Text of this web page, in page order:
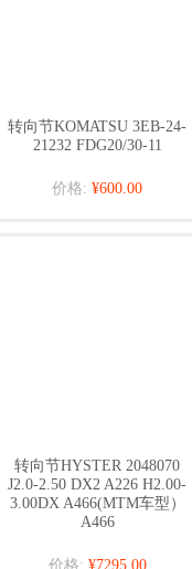
转向节KOMATSU 3EB-24-
21232 FDG20/30-11
价格: ¥600.00
转向节HYSTER 2048070
J2.0-2.50 DX2 A226 H2.00-
3.00DX A466(MTM车型）
A466
价格: ¥7295.00